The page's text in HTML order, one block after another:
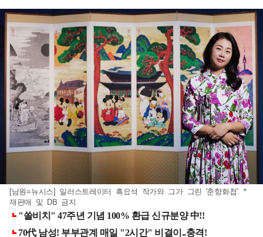
[남원=뉴시스] 일러스트레이터 흑요석 작가와 그가 그린 '춘향화첩'. *
재판매 및 DB 금지